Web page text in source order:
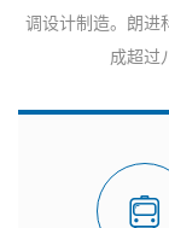
调设计制造。朗进
成超过